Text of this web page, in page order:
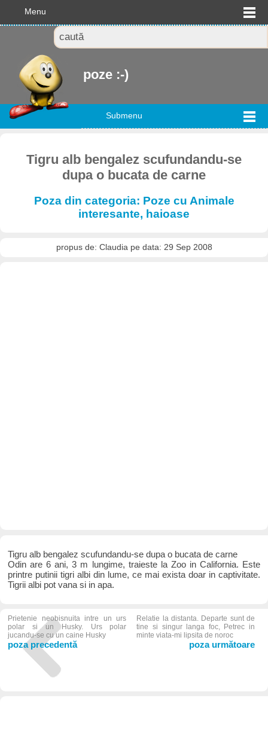
Menu
poze :-)
Submenu
Tigru alb bengalez scufundandu-se
dupa o bucata de carne
Poza din categoria: Poze cu Animale
interesante, haioase
propus de: Claudia pe data: 29 Sep 2008
Tigru alb bengalez scufundandu-se dupa o bucata de carne
Odin are 6 ani, 3 m lungime, traieste la Zoo in California. Este
printre putinii tigri albi din lume, ce mai exista doar in captivitate.
Tigrii albi pot vana si in apa.
Prietenie neobisnuita intre un urs
polar si un Husky. Urs polar
jucandu-se cu un caine Husky
poza precedentă
Relatie la distanta. Departe sunt de
tine si singur langa foc, Petrec in
minte viata-mi lipsita de noroc
poza următoare